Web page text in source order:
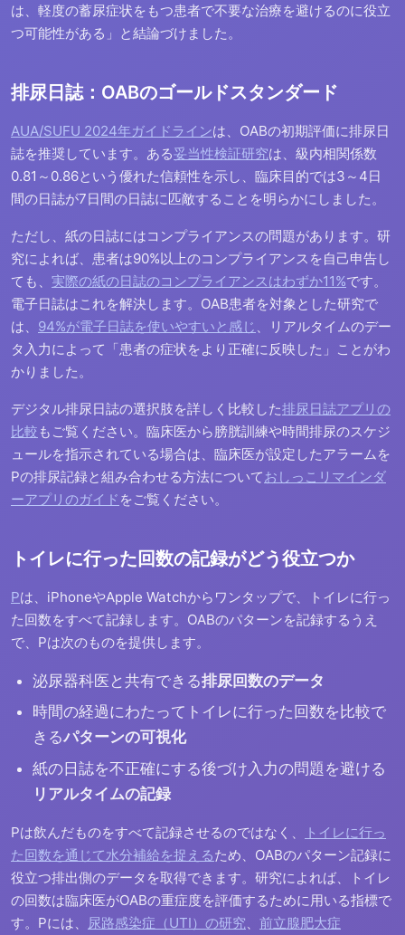
は、軽度の蓄尿症状をもつ患者で不要な治療を避けるのに役立
つ可能性がある」と結論づけました。
排尿日誌：OABのゴールドスタンダード
AUA/SUFU 2024年ガイドラインは、OABの初期評価に排尿日
誌を推奨しています。ある妥当性検証研究は、級内相関係数
0.81～0.86という優れた信頼性を示し、臨床目的では3～4日
間の日誌が7日間の日誌に匹敵することを明らかにしました。
ただし、紙の日誌にはコンプライアンスの問題があります。研
究によれば、患者は90%以上のコンプライアンスを自己申告し
ても、 実際の紙の日誌のコンプライアンスはわずか11%です。
電子日誌はこれを解決します。OAB患者を対象とした研究で
は、 94%が電子日誌を使いやすいと感じ
、リアルタイムのデー
タ入力によって「患者の症状をより正確に反映した」ことがわ
かりました。
デジタル排尿日誌の選択肢を詳しく比較した排尿日誌アプリの
比較 もご覧ください。臨床医から膀胱訓練や時間排尿のスケジ
ュールを指示されている場合は、臨床医が設定したアラームを
Pの排尿記録と組み合わせる方法についておしっこリマインダ
ーアプリのガイド をご覧ください。
トイレに行った回数の記録がどう役立つか
Pは、iPhoneやApple Watchからワンタップで、トイレに行っ
た回数をすべて記録します。OABのパターンを記録するうえ
で、Pは次のものを提供します。
泌尿器科医と共有できる排尿回数のデータ
時間の経過にわたってトイレに行った回数を比較で
きるパターンの可視化
紙の日誌を不正確にする後づけ入力の問題を避ける
リアルタイムの記録
Pは飲んだものをすべて記録させるのではなく、
トイレに行っ
た回数を通じて水分補給を捉えるため、OABのパターン記録に
役立つ排出側のデータを取得できます。研究によれば、トイレ
の回数は臨床医がOABの重症度を評価するために用いる指標で
す。Pには、
尿路感染症（UTI）の研究 前立腺肥大症